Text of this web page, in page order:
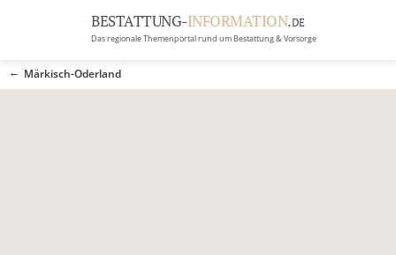
BESTATTUNG-INFORMATION.DE
Das regionale Themenportal rund um Bestattung & Vorsorge
BRANCHEN
Märkisch-Oderland